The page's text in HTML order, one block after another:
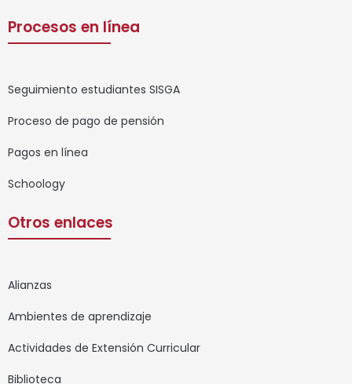
Procesos en línea
Seguimiento estudiantes SISGA
Proceso de pago de pensión
Pagos en línea
Schoology
Otros enlaces
Alianzas
Ambientes de aprendizaje
Actividades de Extensión Curricular
Biblioteca